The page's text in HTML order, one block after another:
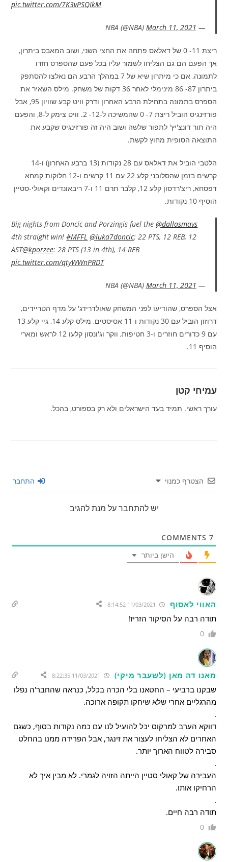
pic.twitter.com/7K3vPSQIkM
— NBA (@NBA)
March 11, 2021
ריצת 11- 0 של דאלאס פתחה את החצי השני, ושוב המאבס ביתרון,
אך הפעם הם גם הצליחו לשמור עליו בכל פעם שהספרס חזרו
לתמונה, אם כי מיתרון שיא של 7 במהלך הרבע הם נאלצו להסתפק
ביתרון 87- 86 מינימלי לאחר 36 דקות של משחק. מילס השאיר את
הספרס בתמונה בתחילת הרבע האחרון ודרק וויט קבע שוויון 95, אבל
פורזינגיס הוביל ריצת 7- 0 שהמשיכה ל-12- 2. וויט צימק ל-8, והפעם
היה תור דונצ'יץ' לתפור שלשה ושוב היה זה פורזינגיס שקבע את
התוצאה הסופית מחוץ לקשת.
הלטבי הוביל את דאלאס עם 28 נקודות (13 ברבע האחרון) ו-14
קרשים בזמן שהסלובני קלע 22 עם 11 קרשים ו-12 חלוקות קמחא
דפסחא, ריצ'רדסון קלע 12, קלבר תרם 11 ו-7 ריבאונדים וקאולי-סטיין
הוסיף 10 נקודות.
Big nights from Doncic and Porzingis fuel the@dallasmavs
4th straight win!#MFFL @luka7doncic: 22 PTS, 12 REB, 12
AST@kporzee: 28 PTS (13 in 4th), 14 REB
pic.twitter.com/qtyWWnPRDT
— NBA (@NBA)
March 11, 2021
אצל הספרס, שהודיעו לפני המשחק שאולדרידג' על מדף הטריידים,
דרוזון הוביל עם 30 נקודות ו-11 אסיסטים, מילס קלע 14, גיי קלע 13
עם 9 כדורים חוזרים ו-3 חטיפות, ווקר וג'ונסון קלעו 12 לראש ומארי
הוסיף 11.
עמיחי קטן
עורך ראשי. תמיד בעד הישראלים ולא רק בספורט, בהכל.
הצטרף כמנוי התחבר
יש להתחבר על מנת להגיב
7
הישן ביותר
האווי לאסוף
תודה רבה על הסיקור הזריז!
0
מאנו דה מאן (לשעבר מיקי)
שבקנו ברביעי – החטאנו בלי הכרה בכלל, כנראה שהחבר'ה נפלו
מהרגליים אחרי שלא שיחקו תקופה ארוכה.
.
דווקא הערב למרקוס יכל להועיל לנו עם כמה נקודות בסוף, כשגם
האחרים לא הצליחו לעצור את זינגר, אבל הפרידה ממנו בהחלט
סבירה לטווח הארוך יותר.
.
העבירה של קאולי סטיין הייתה הזויה לגמרי. לא מבין איך לא
הרחיקו אותו.
.
תודה רבה חיים.
0